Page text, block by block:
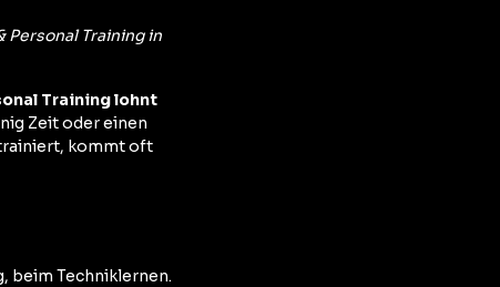
Personal Training in
Training lohnt
Zeit oder einen
kommt oft
beim Techniklernen.